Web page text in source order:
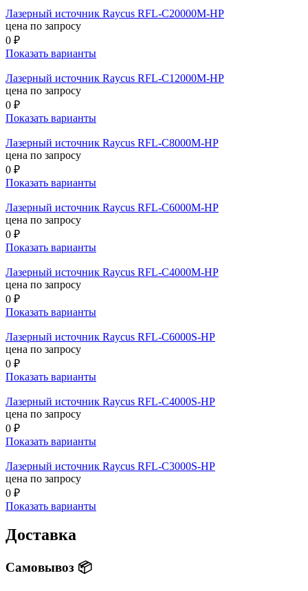
Лазерный источник Raycus RFL-C20000M-HP
цена по запросу
0 ₽
Показать варианты
Лазерный источник Raycus RFL-C12000M-HP
цена по запросу
0 ₽
Показать варианты
Лазерный источник Raycus RFL-C8000M-HP
цена по запросу
0 ₽
Показать варианты
Лазерный источник Raycus RFL-C6000M-HP
цена по запросу
0 ₽
Показать варианты
Лазерный источник Raycus RFL-C4000M-HP
цена по запросу
0 ₽
Показать варианты
Лазерный источник Raycus RFL-C6000S-HP
цена по запросу
0 ₽
Показать варианты
Лазерный источник Raycus RFL-C4000S-HP
цена по запросу
0 ₽
Показать варианты
Лазерный источник Raycus RFL-C3000S-HP
цена по запросу
0 ₽
Показать варианты
Доставка
Самовывоз 📦